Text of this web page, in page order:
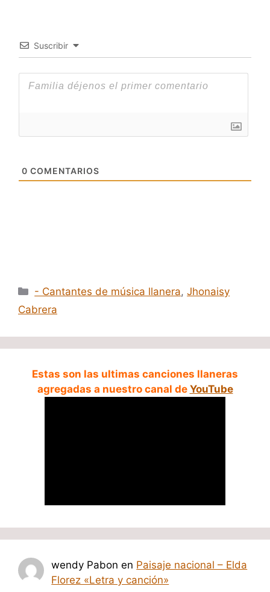
Suscribir
0 COMENTARIOS
Categorías
- Cantantes de música llanera,Jhonaisy
Cabrera
Estas son las ultimas canciones llaneras
agregadas a nuestro canal de YouTube
wendy Pabon en Paisaje nacional – Elda
Florez «Letra y canción»